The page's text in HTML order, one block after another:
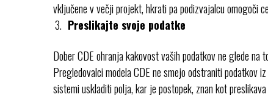
vključene v večji projekt, hkrati pa podizvajalcu omogoči
Preslikajte svoje podatke
Dober CDE ohranja kakovost vaših podatkov ne glede
Pregledovalci modela CDE ne smejo odstraniti podatkov
sistemi uskladiti polja, kar je postopek, znan kot